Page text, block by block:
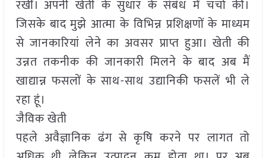
रखीं। अपनी खेती के सुधार के संबंध में चर्चा की।
जिसके बाद मुझे आत्मा के विभिन्न प्रशिक्षणों के माध्यम
से जानकारियां लेने का अवसर प्राप्त हुआ। खेती की
उन्नत तकनीक की जानकारी मिलने के बाद अब मैं
खाद्यान्न फसलों के साथ-साथ उद्यानिकी फसलें भी ले
रहा हूं।
जैविक खेती
पहले अवैज्ञानिक ढंग से कृषि करने पर लागत तो